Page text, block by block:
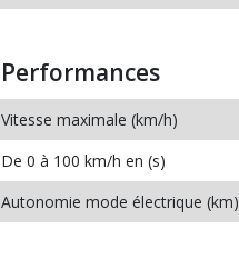
Performances
Vitesse maximale (km/h)
De 0 à 100 km/h en (s)
Autonomie mode électrique (km)